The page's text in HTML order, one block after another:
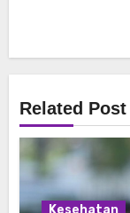
Related Post